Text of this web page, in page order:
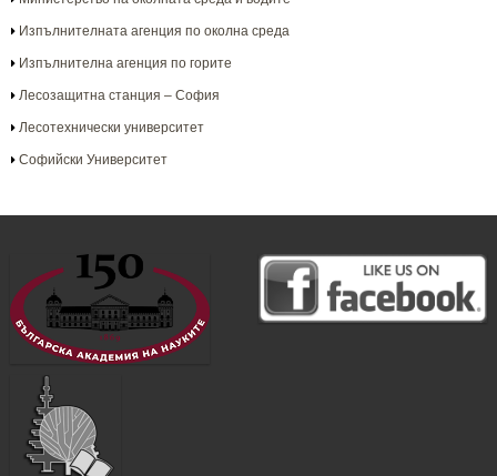
Изпълнителната агенция по околна среда
Изпълнителна агенция по горите
Лесозащитна станция – София
Лесотехнически университет
Софийски Университет